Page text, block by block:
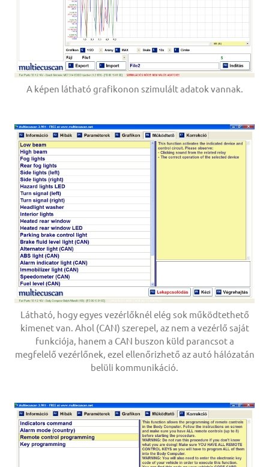
A képen látható grafikonon szimulált adatok vannak.
Látható, hogy egyes vezérlőknél elég sok működtethető
kimenet van. Ahol (CAN) szerepel, az nem a vezérlő saját
funkciója, hanem a CAN buszon küld parancsot a
megfelelő vezérlőnek, ezel ellenőrizhető az autó hálózatán
belüli kommunikáció.